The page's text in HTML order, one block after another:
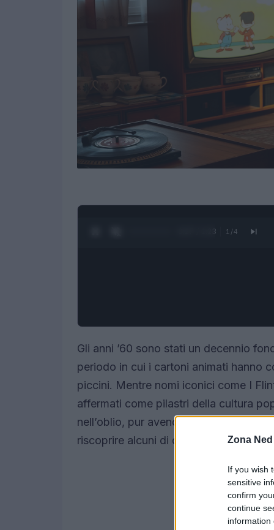
Zona Ned
If you wish
sensitive
confirm
continue
information
0:28 / 1:23 1 /4
Gli anni ’60 sono stati un decennio
periodo in cui i cartoni animati hanno
piccini. Mentre nomi iconici come I
affermati come pilastri della cultura
nell’oblio, pur avendo la stessa dose
riscoprire alcuni di questi tesori